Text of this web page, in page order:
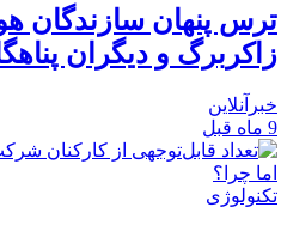
ترس پنهان سازندگان
زاکربرگ و دیگران
خبرآنلاین
9 ماه قبل
تکنولوژی